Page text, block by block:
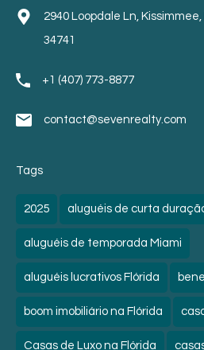
2940 Loopdale Ln, Kissimmee,
34741
+1 (407) 773-8877
contact@sevenrealty.com
Tags
2025 aluguéis de curta
aluguéis de temporada Miami
aluguéis lucrativos Flórida
boom imobiliário na Flórida
Casas de Luxo na Flórida